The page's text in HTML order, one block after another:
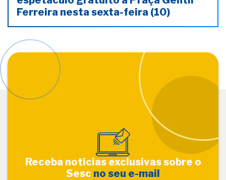
Ferreira nesta sexta-feira (10)
Receba notícias exclusivas sobre o
Sesc no seu e-mail